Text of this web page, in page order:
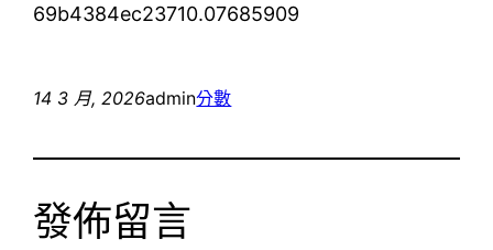
69b4384ec23710.07685909
14 3 月, 2026admin分數
發佈留言